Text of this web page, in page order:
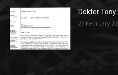
Dokter Tony
27 February